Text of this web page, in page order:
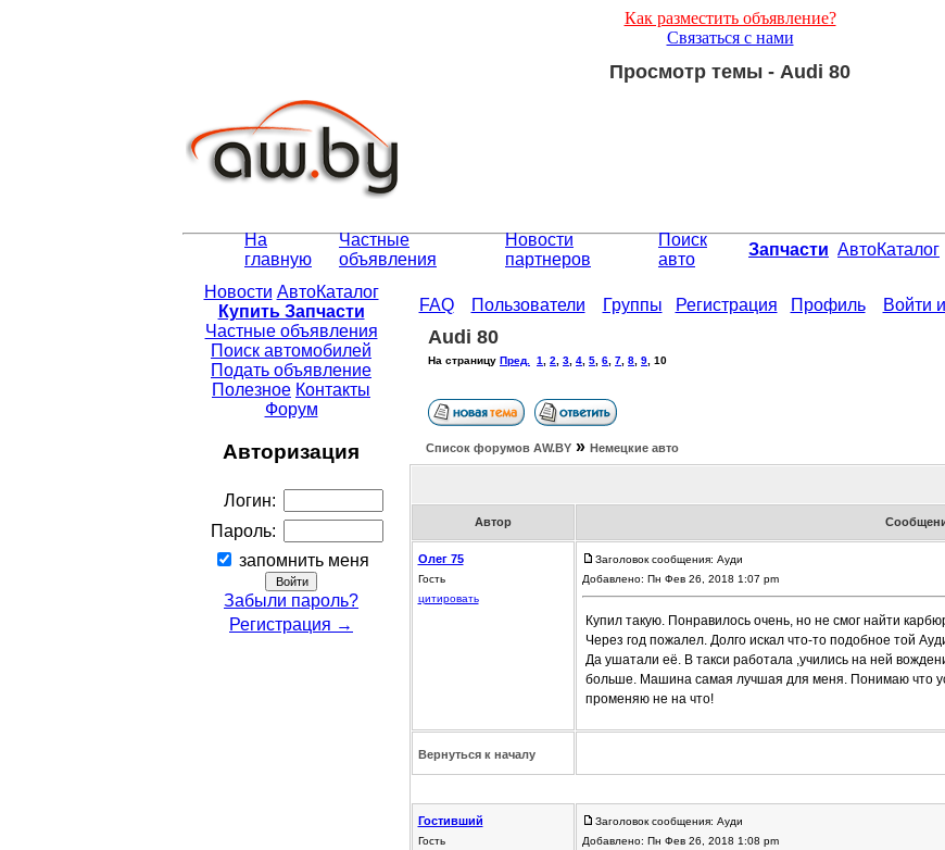
Как разместить объявление?
Связаться с нами
Просмотр темы - Audi 80
На
главную
Частные
объявления
Новости
партнеров
Поиск
авто
Запчасти АвтоКаталог
Новости АвтоКаталог
Купить Запчасти
Частные объявления
Поиск автомобилей
Подать объявление
Полезное Контакты
Форум
Авторизация
Логин:
Пароль:
запомнить меня
Забыли пароль?
Регистрация →
FAQ Пользователи Группы Регистрация Профиль Войти
Audi 80
На страницу Пред. 1 2 3 4 5 6 7 8 9 10
Список форумов АW.BY» Немецкие авто
Автор
Олег 75
Гость
цитировать
Заголовок сообщения: Ауди
Добавлено: Пн Фев 26, 2018 1:07 pm
Купил такую. Понравилось очень, но не смог найти
Через год пожалел. Долго искал что-то подобное той
Да ушатали её. В такси работала ,учились на ней
больше. Машина самая лучшая для меня. Понимаю что
променяю не на что!
Вернуться к началу
Гостивший
Гость
Заголовок сообщения: Ауди
Добавлено: Пн Фев 26, 2018 1:08 pm